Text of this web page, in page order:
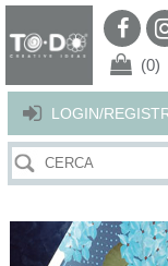
Per offrirti il
Continuando la
LOGIN/
(0)